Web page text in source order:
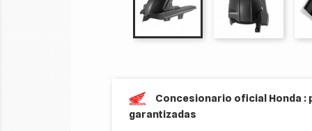
Concesionario oficial Honda :
garantizadas